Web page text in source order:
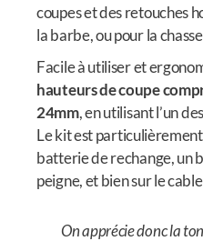
coupes et des retouches
la barbe, ou pour la
Facile à utiliser et
hauteurs de coupe
24mm, en utilisant l’un
Le kit est
batterie de rechange, un
peigne, et bien sur le
On apprécie donc la